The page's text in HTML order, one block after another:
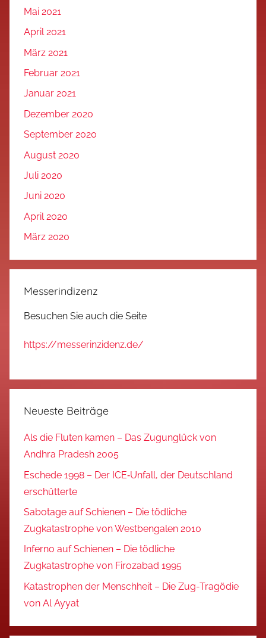
Mai 2021
April 2021
März 2021
Februar 2021
Januar 2021
Dezember 2020
September 2020
August 2020
Juli 2020
Juni 2020
April 2020
März 2020
Messerindizenz
Besuchen Sie auch die Seite
https://messerinzidenz.de/
Neueste Beiträge
Als die Fluten kamen – Das Zugunglück von
Andhra Pradesh 2005
Eschede 1998 – Der ICE‑Unfall, der Deutschland
erschütterte
Sabotage auf Schienen – Die tödliche
Zugkatastrophe von Westbengalen 2010
Inferno auf Schienen – Die tödliche
Zugkatastrophe von Firozabad 1995
Katastrophen der Menschheit – Die Zug-Tragödie
von Al Ayyat